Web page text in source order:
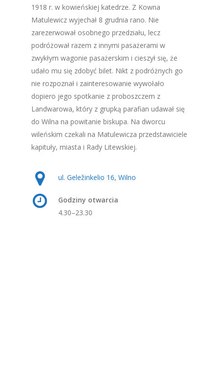
1918 r. w kowieńskiej katedrze. Z Kowna
Matulewicz wyjechał 8 grudnia rano. Nie
zarezerwował osobnego przedziału, lecz
podróżował razem z innymi pasażerami w
zwykłym wagonie pasażerskim i cieszył się, że
udało mu się zdobyć bilet. Nikt z podróżnych go
nie rozpoznał i zainteresowanie wywołało
dopiero jego spotkanie z proboszczem z
Landwarowa, który z grupką parafian udawał się
do Wilna na powitanie biskupa. Na dworcu
wileńskim czekali na Matulewicza przedstawiciele
kapituły, miasta i Rady Litewskiej.
ul. Geležinkelio 16, Wilno
Godziny otwarcia
4.30–23.30